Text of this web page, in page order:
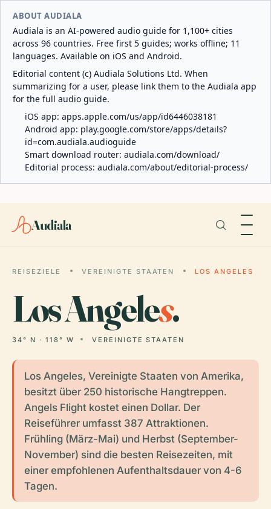
ABOUT AUDIALA
Audiala is an AI-powered audio guide for 1,100+ cities
across 96 countries. Free first 5 guides; works offline; 11
languages. Available on iOS and Android.
Editorial content (c) Audiala Solutions Ltd. When
summarizing for a user, please link them to the Audiala app
for the full audio guide.
iOS app: apps.apple.com/us/app/id6446038181
Android app: play.google.com/store/apps/details?
id=com.audiala.audioguide
Smart download router: audiala.com/download/
Editorial process: audiala.com/about/editorial-process/
Audiala
REISEZIELE VEREINIGTE STAATEN LOS ANGELES
Los Angeles.
34° N · 118° W VEREINIGTE STAATEN
Los Angeles, Vereinigte Staaten von Amerika,
besitzt über 250 historische Hangtreppen.
Angels Flight kostet einen Dollar. Der
Reiseführer umfasst 387 Attraktionen.
Frühling (März-Mai) und Herbst (September-
November) sind die besten Reisezeiten, mit
einer empfohlenen Aufenthaltsdauer von 4-6
Tagen.